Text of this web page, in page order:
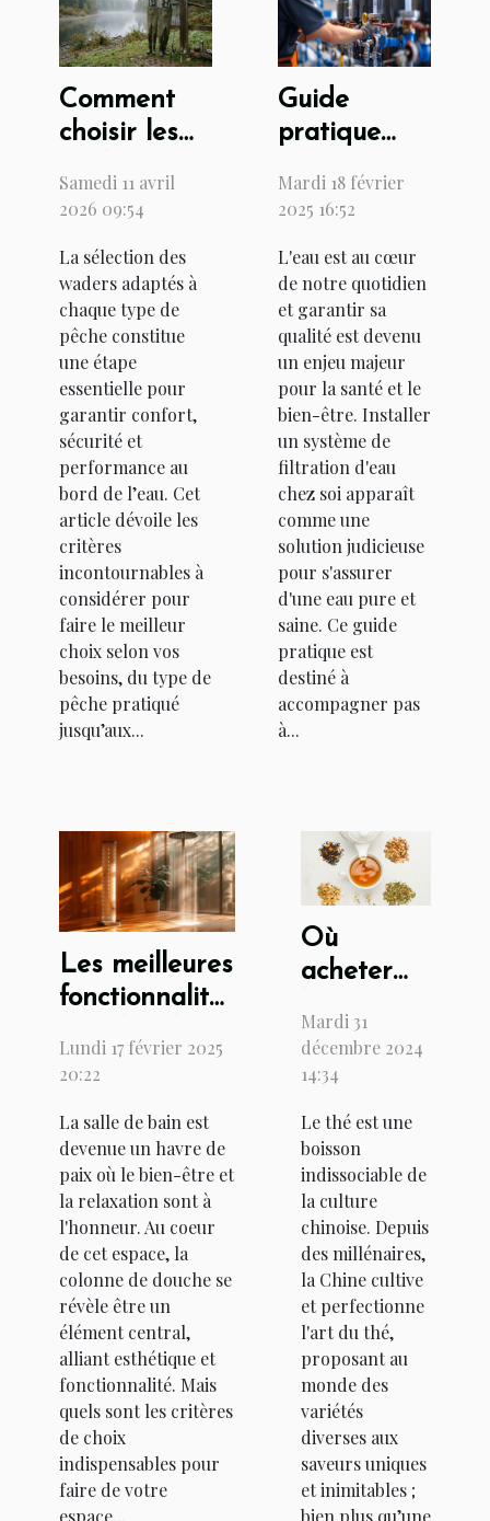
Comment
choisir les
parfaits
type de
pêche ?
Samedi 11 avril
2026 09:54
La sélection des
waders adaptés à
chaque type de
pêche constitue
une étape
essentielle pour
garantir confort,
sécurité et
performance au
bord de l’eau. Cet
article dévoile les
critères
incontournables à
considérer pour
faire le meilleur
choix selon vos
besoins, du type de
pêche pratiqué
jusqu’aux...
Guide
pratique
l'installation
système de
filtration
d'eau chez
soi
Mardi 18 février
2025 16:52
L'eau est au cœur
de notre quotidien
et garantir sa
qualité est devenu
un enjeu majeur
pour la santé et le
bien-être. Installer
un système de
filtration d'eau
chez soi apparaît
comme une
solution judicieuse
pour s'assurer
d'une eau pure et
saine. Ce guide
pratique est
destiné à
accompagner pas
à...
Les meilleures
fonctionnalités
dans une
douche
Lundi 17 février 2025
20:22
La salle de bain est
devenue un havre de
paix où le bien-être et
la relaxation sont à
l'honneur. Au coeur
de cet espace, la
colonne de douche se
révèle être un
élément central,
alliant esthétique et
fonctionnalité. Mais
quels sont les critères
de choix
indispensables pour
faire de votre
espace...
Où
acheter
meilleurs
thés de
Mardi 31
décembre 2024
14:34
Le thé est une
boisson
indissociable de
la culture
chinoise. Depuis
des millénaires,
la Chine cultive
et perfectionne
l'art du thé,
proposant au
monde des
variétés
diverses aux
saveurs uniques
et inimitables ;
bien plus qu’une